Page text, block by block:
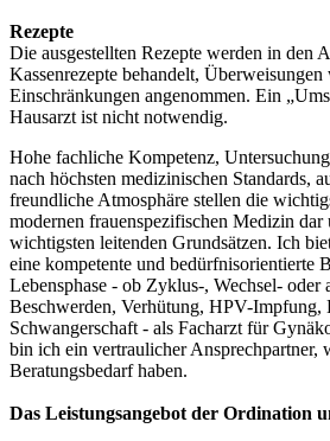
Rezepte
Die ausgestellten Rezepte werden in den
Kassenrezepte behandelt, Überweisungen
Einschränkungen angenommen. Ein
Hausarzt ist nicht notwendig.
Hohe fachliche Kompetenz,
nach höchsten medizinischen Standards,
freundliche Atmosphäre stellen die
modernen frauenspezifischen Medizin dar
wichtigsten leitenden Grundsätzen. Ich
eine kompetente und bedürfnisorientierte
Lebensphase - ob Zyklus-, Wechsel- oder
Beschwerden, Verhütung, HPV-Impfung,
Schwangerschaft - als Facharzt für
bin ich ein vertraulicher Ansprechpartner,
Beratungsbedarf haben.
Das Leistungsangebot der Ordination